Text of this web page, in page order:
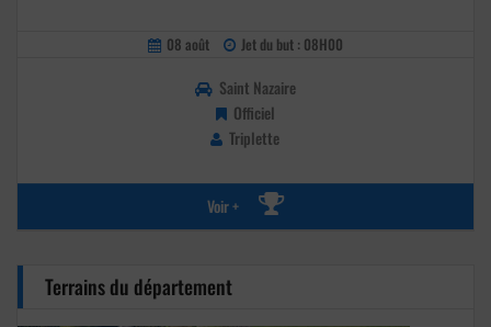
08 août Jet du but : 08H00
Saint Nazaire
Officiel
Triplette
Voir +
Terrains du département